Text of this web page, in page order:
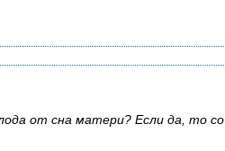
от сна матери? Если да, то со